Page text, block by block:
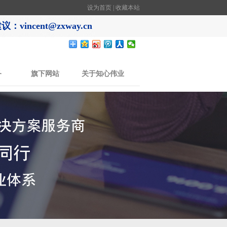
设为首页 收藏本站
：vincent@zxway.cn
旗下网站 关于知心伟业